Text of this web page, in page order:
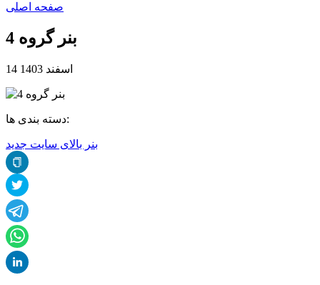
صفحه اصلی
بنر گروه 4
14 اسفند 1403
دسته بندی ها:
بنر بالای سایت جدید